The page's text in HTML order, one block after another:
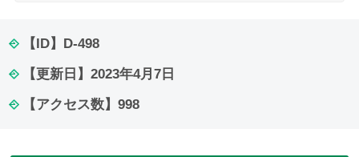
【ID】 D-498
【更新日】 2023年4月7日
【アクセス数】 998